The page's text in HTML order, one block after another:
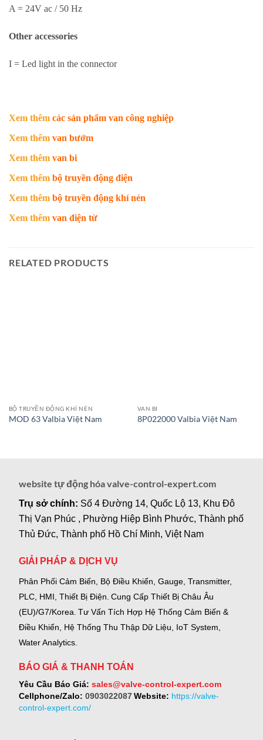
A = 24V ac / 50 Hz
Other accessories
I = Led light in the connector
Xem thêm các sản phẩm van công nghiệp
Xem thêm van bướm
Xem thêm van bi
Xem thêm bộ truyền động điện
Xem thêm bộ truyền động khí nén
Xem thêm van điện từ
RELATED PRODUCTS
BỘ TRUYỀN ĐỘNG KHÍ NÉN
MOD 63 Valbia Việt Nam
VAN BI
8P022000 Valbia Việt Nam
website tự động hóa valve-control-expert.com
Trụ sở chính: Số 4 Đường 14, Quốc Lộ 13, Khu Đô
Thị Vạn Phúc , Phường Hiệp Bình Phước, Thành phố
Thủ Đức, Thành phố Hồ Chí Minh, Việt Nam
GIẢI PHÁP & DỊCH VỤ
Phân Phối Cảm Biến, Bộ Điều Khiển, Gauge, Transmitter,
PLC, HMI, Thiết Bị Điện. Cung Cấp Thiết Bị Châu Âu
(EU)/G7/Korea. Tư Vấn Tích Hợp Hệ Thống Cảm Biến &
Điều Khiển, Hệ Thống Thu Thập Dữ Liệu, IoT System,
Water Analytics.
BÁO GIÁ & THANH TOÁN
Yêu Cầu Báo Giá: sales@valve-control-expert.com
Cellphone/Zalo: 0903022087 Website: https://valve-
control-expert.com/